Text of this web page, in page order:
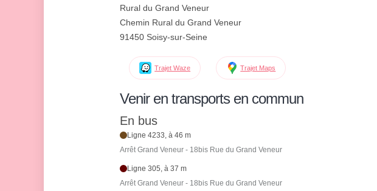
Rural du Grand Veneur
Chemin Rural du Grand Veneur
91450 Soisy-sur-Seine
Trajet Waze Trajet Maps
Venir en transports en commun
En bus
Ligne 4233, à 46 m
Arrêt Grand Veneur - 18bis Rue du Grand Veneur
Ligne 305, à 37 m
Arrêt Grand Veneur - 18bis Rue du Grand Veneur